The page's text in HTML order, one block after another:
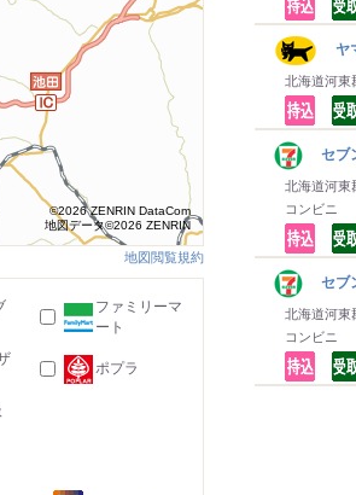
ヤ
北海道河東
セブ
北海道河東
コンビニ
セブ
北海道河東
コンビニ
©2026 ZENRIN DataCom
地図データ©2026 ZENRIN
地図閲覧規約
ファミリーマ
ート
ポプラ